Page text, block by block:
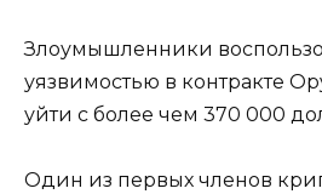
Злоумышленники
уязвимостью в контракте
уйти с более чем 370 000
Один из первых членов